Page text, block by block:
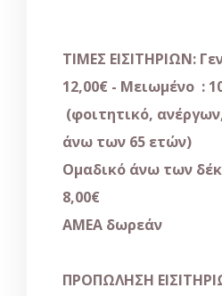
ΤΙΜΕΣ ΕΙΣΙΤΗΡΙΩΝ:
12,00€ - Μειωμένο :
(φοιτητικό,
άνω των 65 ετών)
Ομαδικό άνω των
8,00€
ΑΜΕΑ δωρεάν
ΠΡΟΠΩΛΗΣΗ